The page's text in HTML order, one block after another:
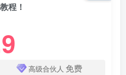
程！
高级合伙人 免费